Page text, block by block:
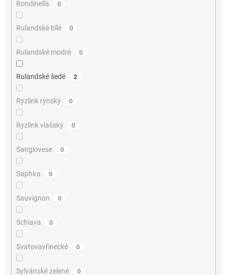
Rondinella 0
Rulandské bílé 0
Rulandské modré 0
Rulandské šedé 2
Ryzlink rýnský 0
Ryzlink vlašský 0
Sangiovese 0
Saphira 0
Sauvignon 0
Schiava 0
Svatovavřinecké 0
Sylvánské zelené 0